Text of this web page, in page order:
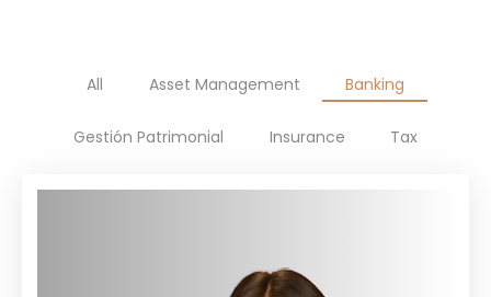
All Asset Management Banking
Gestión Patrimonial Insurance Tax